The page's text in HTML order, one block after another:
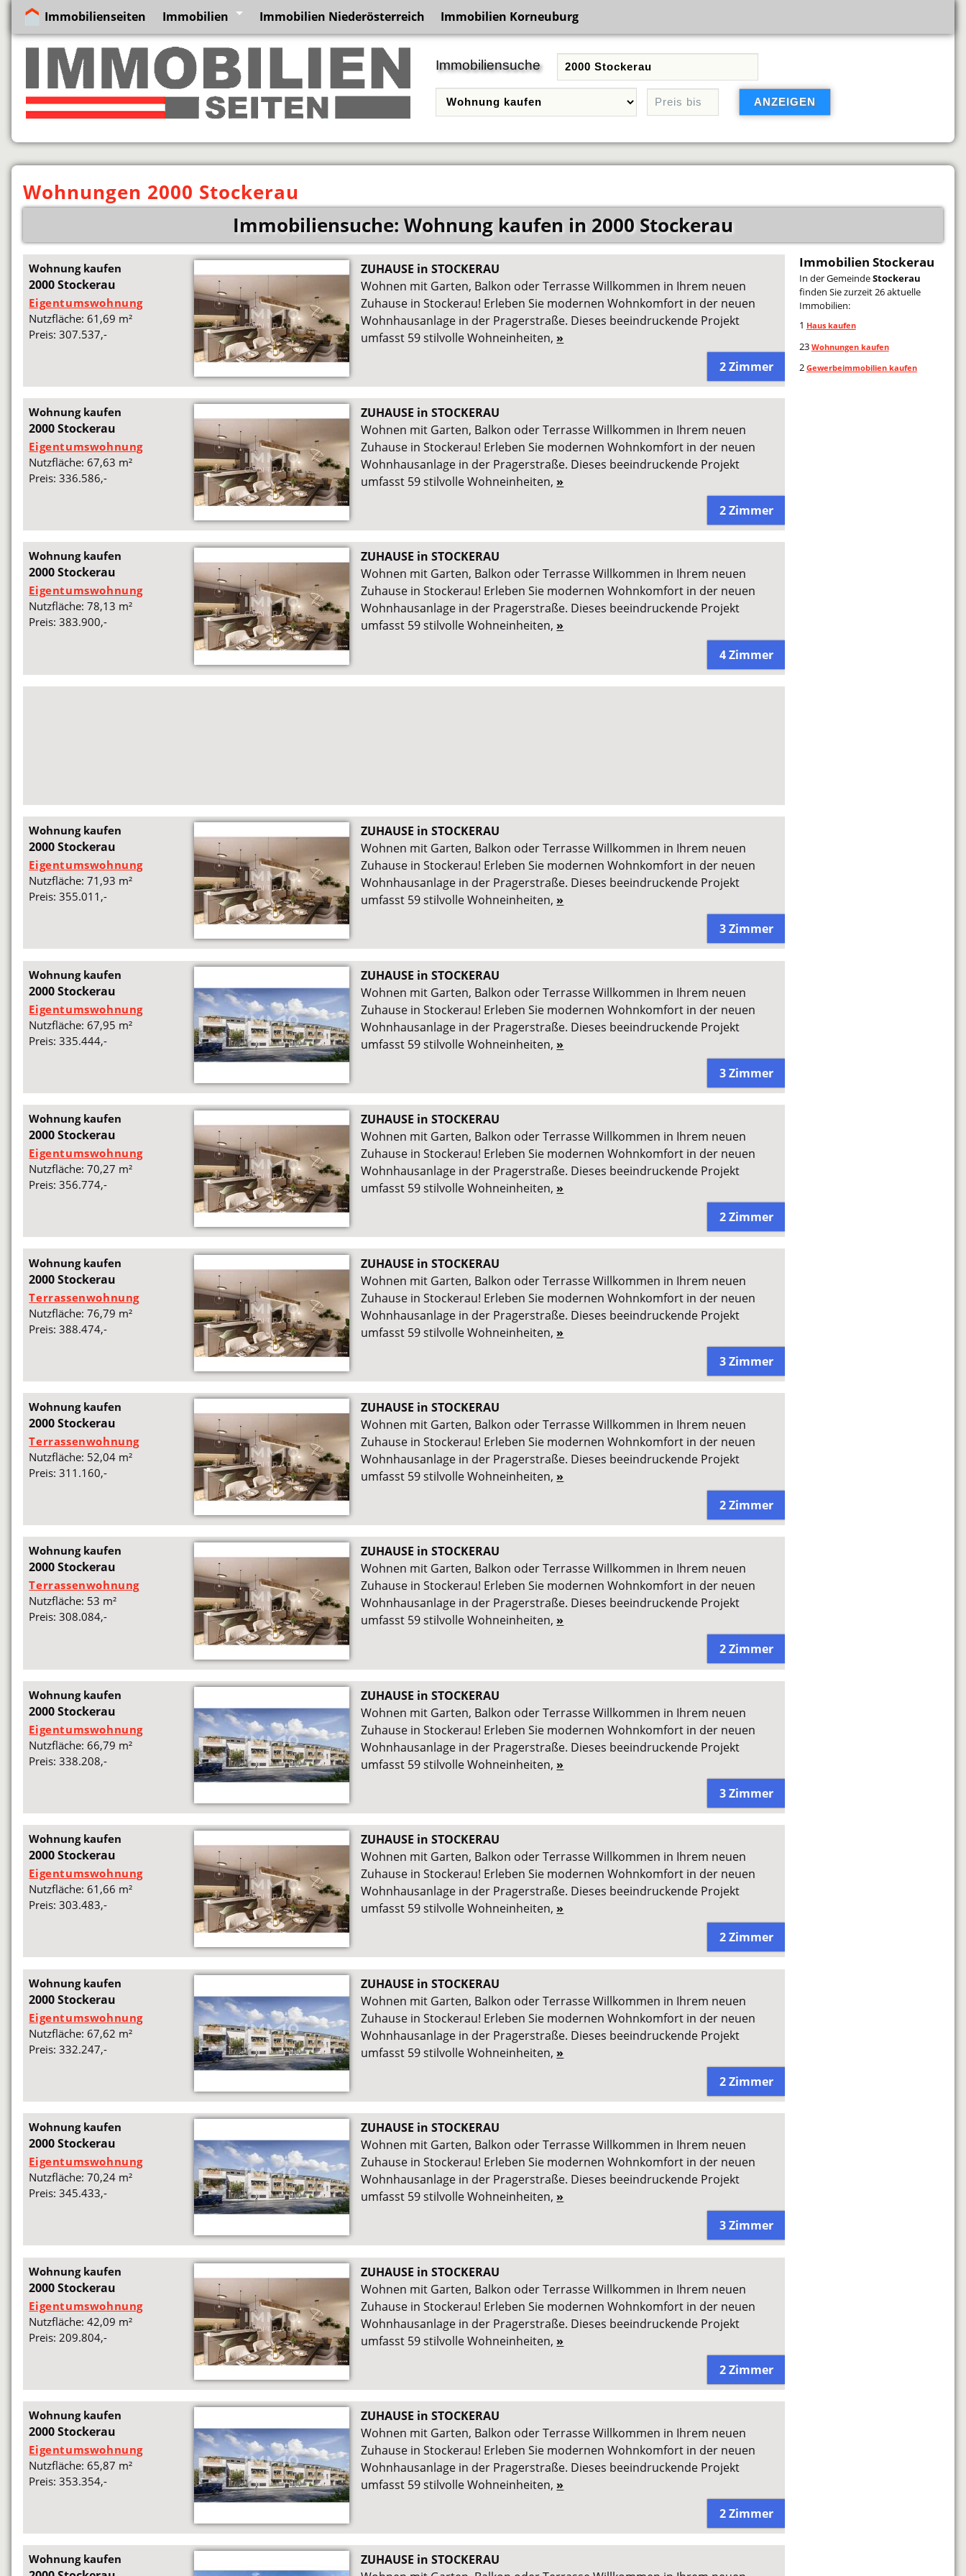
Immobilienseiten Immobilien Immobilien Niederösterreich Immobilien Korneuburg
Immobiliensuche
Wohnungen 2000 Stockerau
Immobiliensuche: Wohnung kaufen in 2000 Stockerau
Wohnung kaufen
2000 Stockerau
Eigentumswohnung
Nutzfläche: 61,69 m²
Preis: 307.537,-
ZUHAUSE in STOCKERAU
Wohnen mit Garten, Balkon oder Terrasse Willkommen in Ihrem neuen
Zuhause in Stockerau! Erleben Sie modernen Wohnkomfort in der neuen
Wohnhausanlage in der Pragerstraße. Dieses beeindruckende Projekt
umfasst 59 stilvolle Wohneinheiten, »
2 Zimmer
Wohnung kaufen
2000 Stockerau
Eigentumswohnung
Nutzfläche: 67,63 m²
Preis: 336.586,-
ZUHAUSE in STOCKERAU
Wohnen mit Garten, Balkon oder Terrasse Willkommen in Ihrem neuen
Zuhause in Stockerau! Erleben Sie modernen Wohnkomfort in der neuen
Wohnhausanlage in der Pragerstraße. Dieses beeindruckende Projekt
umfasst 59 stilvolle Wohneinheiten, »
2 Zimmer
Wohnung kaufen
2000 Stockerau
Eigentumswohnung
Nutzfläche: 78,13 m²
Preis: 383.900,-
ZUHAUSE in STOCKERAU
Wohnen mit Garten, Balkon oder Terrasse Willkommen in Ihrem neuen
Zuhause in Stockerau! Erleben Sie modernen Wohnkomfort in der neuen
Wohnhausanlage in der Pragerstraße. Dieses beeindruckende Projekt
umfasst 59 stilvolle Wohneinheiten, »
4 Zimmer
Wohnung kaufen
2000 Stockerau
Eigentumswohnung
Nutzfläche: 71,93 m²
Preis: 355.011,-
ZUHAUSE in STOCKERAU
Wohnen mit Garten, Balkon oder Terrasse Willkommen in Ihrem neuen
Zuhause in Stockerau! Erleben Sie modernen Wohnkomfort in der neuen
Wohnhausanlage in der Pragerstraße. Dieses beeindruckende Projekt
umfasst 59 stilvolle Wohneinheiten, »
3 Zimmer
Wohnung kaufen
2000 Stockerau
Eigentumswohnung
Nutzfläche: 67,95 m²
Preis: 335.444,-
ZUHAUSE in STOCKERAU
Wohnen mit Garten, Balkon oder Terrasse Willkommen in Ihrem neuen
Zuhause in Stockerau! Erleben Sie modernen Wohnkomfort in der neuen
Wohnhausanlage in der Pragerstraße. Dieses beeindruckende Projekt
umfasst 59 stilvolle Wohneinheiten, »
3 Zimmer
Wohnung kaufen
2000 Stockerau
Eigentumswohnung
Nutzfläche: 70,27 m²
Preis: 356.774,-
ZUHAUSE in STOCKERAU
Wohnen mit Garten, Balkon oder Terrasse Willkommen in Ihrem neuen
Zuhause in Stockerau! Erleben Sie modernen Wohnkomfort in der neuen
Wohnhausanlage in der Pragerstraße. Dieses beeindruckende Projekt
umfasst 59 stilvolle Wohneinheiten, »
2 Zimmer
Wohnung kaufen
2000 Stockerau
Terrassenwohnung
Nutzfläche: 76,79 m²
Preis: 388.474,-
ZUHAUSE in STOCKERAU
Wohnen mit Garten, Balkon oder Terrasse Willkommen in Ihrem neuen
Zuhause in Stockerau! Erleben Sie modernen Wohnkomfort in der neuen
Wohnhausanlage in der Pragerstraße. Dieses beeindruckende Projekt
umfasst 59 stilvolle Wohneinheiten, »
3 Zimmer
Wohnung kaufen
2000 Stockerau
Terrassenwohnung
Nutzfläche: 52,04 m²
Preis: 311.160,-
ZUHAUSE in STOCKERAU
Wohnen mit Garten, Balkon oder Terrasse Willkommen in Ihrem neuen
Zuhause in Stockerau! Erleben Sie modernen Wohnkomfort in der neuen
Wohnhausanlage in der Pragerstraße. Dieses beeindruckende Projekt
umfasst 59 stilvolle Wohneinheiten, »
2 Zimmer
Wohnung kaufen
2000 Stockerau
Terrassenwohnung
Nutzfläche: 53 m²
Preis: 308.084,-
ZUHAUSE in STOCKERAU
Wohnen mit Garten, Balkon oder Terrasse Willkommen in Ihrem neuen
Zuhause in Stockerau! Erleben Sie modernen Wohnkomfort in der neuen
Wohnhausanlage in der Pragerstraße. Dieses beeindruckende Projekt
umfasst 59 stilvolle Wohneinheiten, »
2 Zimmer
Wohnung kaufen
2000 Stockerau
Eigentumswohnung
Nutzfläche: 66,79 m²
Preis: 338.208,-
ZUHAUSE in STOCKERAU
Wohnen mit Garten, Balkon oder Terrasse Willkommen in Ihrem neuen
Zuhause in Stockerau! Erleben Sie modernen Wohnkomfort in der neuen
Wohnhausanlage in der Pragerstraße. Dieses beeindruckende Projekt
umfasst 59 stilvolle Wohneinheiten, »
3 Zimmer
Wohnung kaufen
2000 Stockerau
Eigentumswohnung
Nutzfläche: 61,66 m²
Preis: 303.483,-
ZUHAUSE in STOCKERAU
Wohnen mit Garten, Balkon oder Terrasse Willkommen in Ihrem neuen
Zuhause in Stockerau! Erleben Sie modernen Wohnkomfort in der neuen
Wohnhausanlage in der Pragerstraße. Dieses beeindruckende Projekt
umfasst 59 stilvolle Wohneinheiten, »
2 Zimmer
Wohnung kaufen
2000 Stockerau
Eigentumswohnung
Nutzfläche: 67,62 m²
Preis: 332.247,-
ZUHAUSE in STOCKERAU
Wohnen mit Garten, Balkon oder Terrasse Willkommen in Ihrem neuen
Zuhause in Stockerau! Erleben Sie modernen Wohnkomfort in der neuen
Wohnhausanlage in der Pragerstraße. Dieses beeindruckende Projekt
umfasst 59 stilvolle Wohneinheiten, »
2 Zimmer
Wohnung kaufen
2000 Stockerau
Eigentumswohnung
Nutzfläche: 70,24 m²
Preis: 345.433,-
ZUHAUSE in STOCKERAU
Wohnen mit Garten, Balkon oder Terrasse Willkommen in Ihrem neuen
Zuhause in Stockerau! Erleben Sie modernen Wohnkomfort in der neuen
Wohnhausanlage in der Pragerstraße. Dieses beeindruckende Projekt
umfasst 59 stilvolle Wohneinheiten, »
3 Zimmer
Wohnung kaufen
2000 Stockerau
Eigentumswohnung
Nutzfläche: 42,09 m²
Preis: 209.804,-
ZUHAUSE in STOCKERAU
Wohnen mit Garten, Balkon oder Terrasse Willkommen in Ihrem neuen
Zuhause in Stockerau! Erleben Sie modernen Wohnkomfort in der neuen
Wohnhausanlage in der Pragerstraße. Dieses beeindruckende Projekt
umfasst 59 stilvolle Wohneinheiten, »
2 Zimmer
Wohnung kaufen
2000 Stockerau
Eigentumswohnung
Nutzfläche: 65,87 m²
Preis: 353.354,-
ZUHAUSE in STOCKERAU
Wohnen mit Garten, Balkon oder Terrasse Willkommen in Ihrem neuen
Zuhause in Stockerau! Erleben Sie modernen Wohnkomfort in der neuen
Wohnhausanlage in der Pragerstraße. Dieses beeindruckende Projekt
umfasst 59 stilvolle Wohneinheiten, »
2 Zimmer
Wohnung kaufen
ZUHAUSE in STOCKERAU
Immobilien Stockerau
In der GemeindeStockerau
finden Sie zurzeit 26 aktuelle
Immobilien:
1 Haus kaufen
23 Wohnungen kaufen
2 Gewerbeimmobilien kaufen